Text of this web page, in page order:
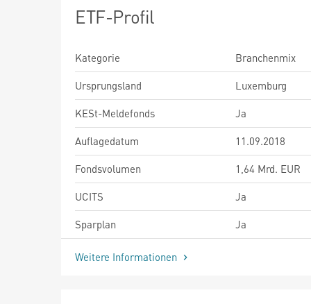
ETF-Profil
Kategorie
Branchenmix
Ursprungsland
Luxemburg
KESt-Meldefonds
Ja
Auflagedatum
11.09.2018
Fondsvolumen
1,64 Mrd. EUR
UCITS
Ja
Sparplan
Ja
Weitere Informationen